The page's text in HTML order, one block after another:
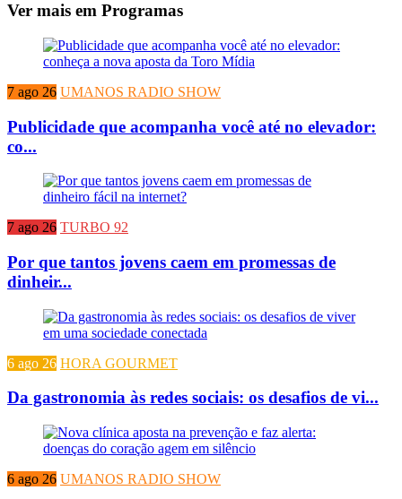
Ver mais em Programas
7 ago 26 UMANOS RADIO SHOW
Publicidade que acompanha você até no elevador:
co...
7 ago 26 TURBO 92
Por que tantos jovens caem em promessas de
dinheir...
6 ago 26 HORA GOURMET
Da gastronomia às redes sociais: os desafios de vi...
6 ago 26 UMANOS RADIO SHOW